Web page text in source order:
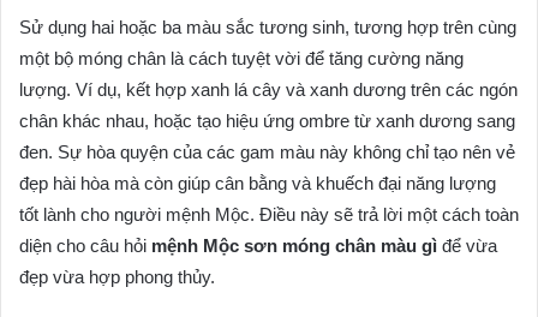
Sử dụng hai hoặc ba màu sắc tương sinh, tương hợp trên cùng
một bộ móng chân là cách tuyệt vời để tăng cường năng
lượng. Ví dụ, kết hợp xanh lá cây và xanh dương trên các ngón
chân khác nhau, hoặc tạo hiệu ứng ombre từ xanh dương sang
đen. Sự hòa quyện của các gam màu này không chỉ tạo nên vẻ
đẹp hài hòa mà còn giúp cân bằng và khuếch đại năng lượng
tốt lành cho người mệnh Mộc. Điều này sẽ trả lời một cách toàn
diện cho câu hỏi mệnh Mộc sơn móng chân màu gì để vừa
đẹp vừa hợp phong thủy.